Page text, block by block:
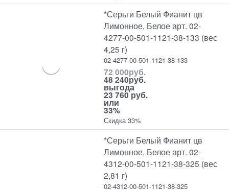
*Серьги Белый Фианит цв
Лимонное, Белое арт. 02-
4277-00-501-1121-38-133 (вес
4,25 г)
02-4277-00-501-1121-38-133
72 000руб.
48 240руб.
выгода
23 760 руб.
или
33%
Скидка 33%
*Серьги Белый Фианит цв
Лимонное, Белое арт. 02-
4312-00-501-1121-38-325 (вес
2,81 г)
02-4312-00-501-1121-38-325